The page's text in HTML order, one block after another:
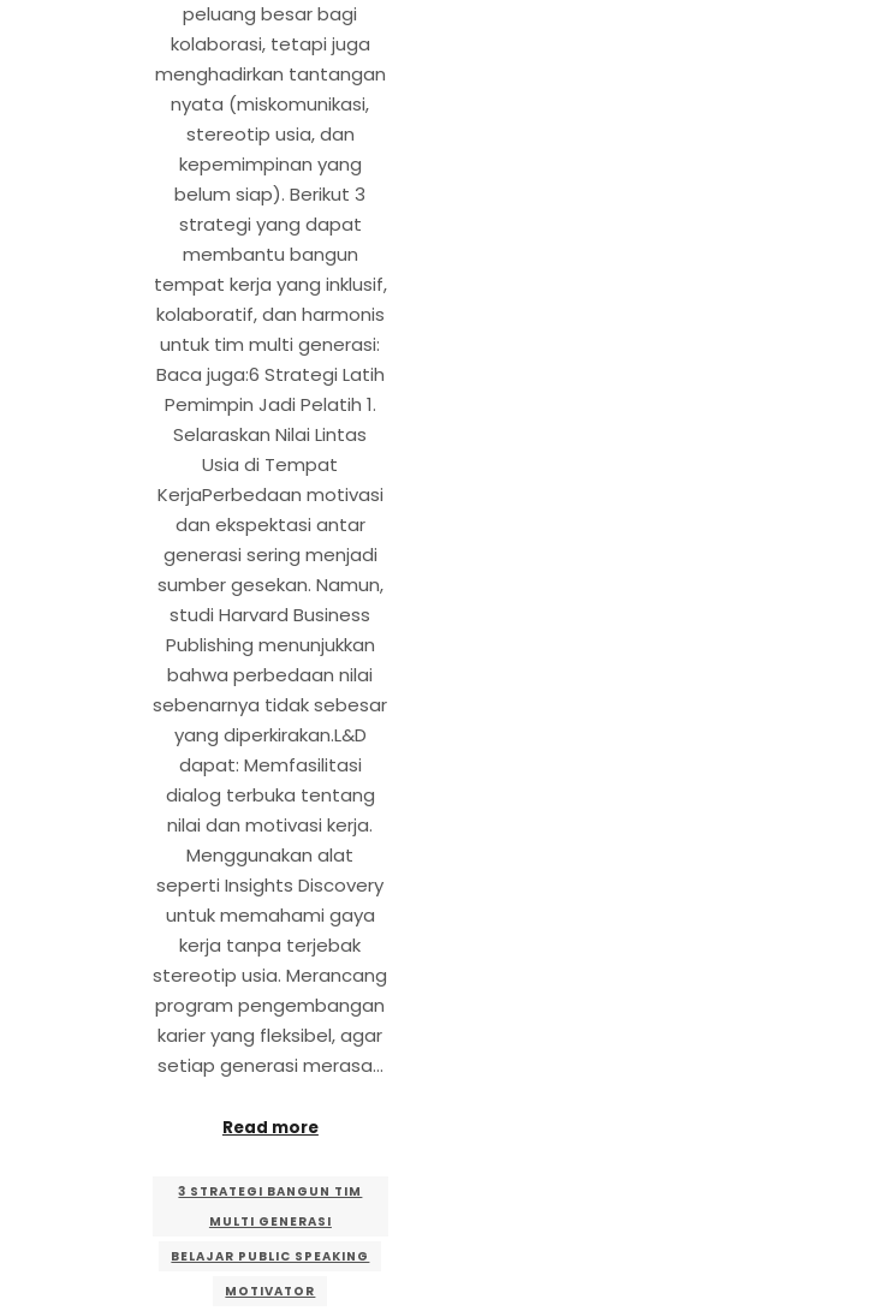
peluang besar bagi
kolaborasi, tetapi juga
menghadirkan tantangan
nyata (miskomunikasi,
stereotip usia, dan
kepemimpinan yang
belum siap). Berikut 3
strategi yang dapat
membantu bangun
tempat kerja yang inklusif,
kolaboratif, dan harmonis
untuk tim multi generasi:
Baca juga:6 Strategi Latih
Pemimpin Jadi Pelatih 1.
Selaraskan Nilai Lintas
Usia di Tempat
KerjaPerbedaan motivasi
dan ekspektasi antar
generasi sering menjadi
sumber gesekan. Namun,
studi Harvard Business
Publishing menunjukkan
bahwa perbedaan nilai
sebenarnya tidak sebesar
yang diperkirakan.L&D
dapat: Memfasilitasi
dialog terbuka tentang
nilai dan motivasi kerja.
Menggunakan alat
seperti Insights Discovery
untuk memahami gaya
kerja tanpa terjebak
stereotip usia. Merancang
program pengembangan
karier yang fleksibel, agar
setiap generasi merasa…
Read more
3 STRATEGI BANGUN TIM
MULTI GENERASI
BELAJAR PUBLIC SPEAKING
MOTIVATOR